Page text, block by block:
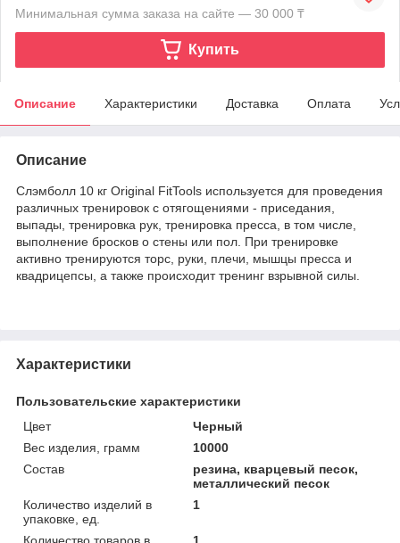
Минимальная сумма заказа на сайте — 30 000 ₸
Купить
Описание Характеристики Доставка Оплата
Описание
Слэмболл 10 кг Original FitTools используется для проведения
различных тренировок с отягощениями - приседания,
выпады, тренировка рук, тренировка пресса, в том числе,
выполнение бросков о стены или пол. При тренировке
активно тренируются торс, руки, плечи, мышцы пресса и
квадрицепсы, а также происходит тренинг взрывной силы.
Характеристики
Пользовательские характеристики
Цвет
Черный
Вес изделия, грамм
10000
Состав
резина, кварцевый песок,
металлический песок
Количество изделий в
упаковке, ед.
1
Количество товаров в
1